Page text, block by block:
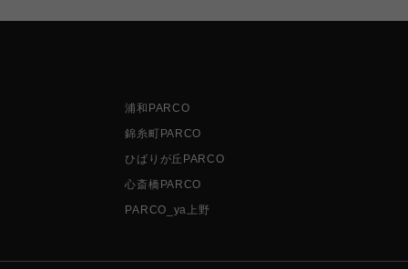
浦和PARCO
錦糸町PARCO
ひばりが丘PARCO
心斎橋PARCO
PARCO_ya上野